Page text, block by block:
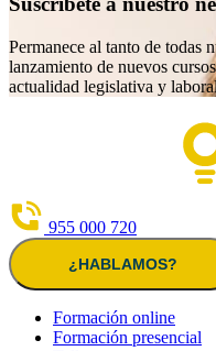
Permanece al tanto de todas
lanzamiento de nuevos
actualidad legislativa y
955 000 720
¿HABLAMOS?
Formación online
Formación presencial